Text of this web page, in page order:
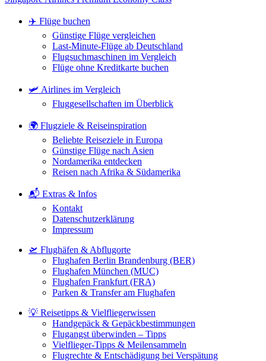
✈️ Flüge buchen
Günstige Flüge vergleichen
Last-Minute-Flüge ab Deutschland
Flugsuchmaschinen im Vergleich
Flüge ohne Kreditkarte buchen
🛩️ Airlines im Vergleich
Fluggesellschaften im Überblick
🌍 Flugziele & Reiseinspiration
Beliebte Reiseziele in Europa
Günstige Flüge nach Asien
Nordamerika entdecken
Reisen nach Afrika & Südamerika
📬 Extras & Infos
Kontakt
Datenschutzerklärung
Impressum
🛫 Flughäfen & Abflugorte
Flughafen Berlin Brandenburg (BER)
Flughafen München (MUC)
Flughafen Frankfurt (FRA)
Parken & Transfer am Flughafen
💡 Reisetipps & Vielfliegerwissen
Handgepäck & Gepäckbestimmungen
Flugangst überwinden – Tipps
Vielflieger-Tipps & Meilensammeln
Flugrechte & Entschädigung bei Verspätung